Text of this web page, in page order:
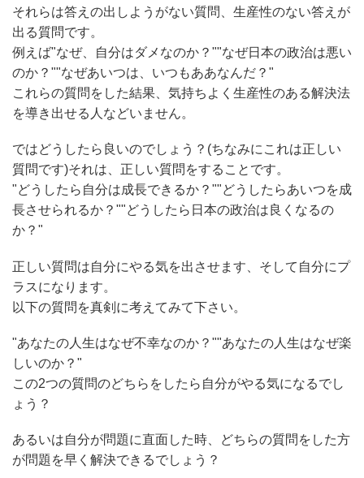
それらは答えの出しようがない質問、生産性のない答えが
出る質問です。
例えば"なぜ、自分はダメなのか？""なぜ日本の政治は悪い
のか？""なぜあいつは、いつもああなんだ？"
これらの質問をした結果、気持ちよく生産性のある解決法
を導き出せる人などいません。
ではどうしたら良いのでしょう？(ちなみにこれは正しい
質問です)それは、正しい質問をすることです。
"どうしたら自分は成長できるか？""どうしたらあいつを成
長させられるか？""どうしたら日本の政治は良くなるの
か？"
正しい質問は自分にやる気を出させます、そして自分にプ
ラスになります。
以下の質問を真剣に考えてみて下さい。
"あなたの人生はなぜ不幸なのか？""あなたの人生はなぜ楽
しいのか？"
この2つの質問のどちらをしたら自分がやる気になるでし
ょう？
あるいは自分が問題に直面した時、どちらの質問をした方
が問題を早く解決できるでしょう？